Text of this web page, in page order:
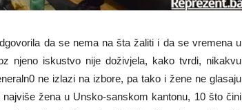
da se nema na šta žaliti i da se vremena u
njeno iskustvo nije doživjela, kako tvrdi, nikakvu
ne izlazi na izbore, pa tako i žene ne glasaju
žena u Unsko-sanskom kantonu, 10 što čini